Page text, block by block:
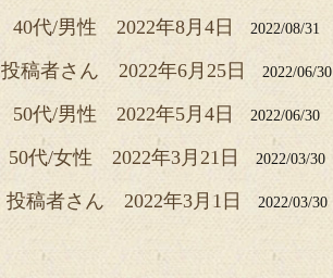
40代/男性 2022年8月4日 2022/08/31
投稿者さん 2022年6月25日 2022/06/30
50代/男性 2022年5月4日 2022/06/30
50代/女性 2022年3月21日 2022/03/30
投稿者さん 2022年3月1日 2022/03/30